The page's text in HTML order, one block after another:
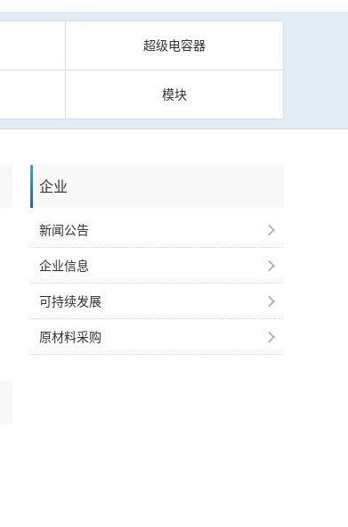
超级电容器
模块
企业
新闻公告
企业信息
可持续发展
原材料采购